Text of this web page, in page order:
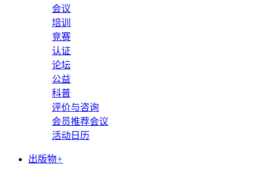
会议
培训
竞赛
认证
论坛
公益
科普
评价与咨询
会员推荐会议
活动日历
出版物+